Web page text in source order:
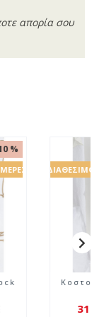
απορία σου
7 ΈΩΣ 12 ΗΜΈΡΕΣ
Baby U Rock